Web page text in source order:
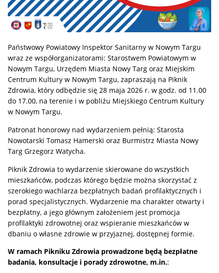
Państwowy Powiatowy Inspektor Sanitarny w Nowym Targu
wraz ze współorganizatorami: Starostwem Powiatowym w
Nowym Targu, Urzędem Miasta Nowy Targ oraz Miejskim
Centrum Kultury w Nowym Targu, zapraszają na Piknik
Zdrowia, który odbędzie się 28 maja 2026 r. w godz. od 11.00
do 17.00, na terenie i w pobliżu Miejskiego Centrum Kultury
w Nowym Targu.
Patronat honorowy nad wydarzeniem pełnią: Starosta
Nowotarski Tomasz Hamerski oraz Burmistrz Miasta Nowy
Targ Grzegorz Watycha.
Piknik Zdrowia to wydarzenie skierowane do wszystkich
mieszkańców, podczas którego będzie można skorzystać z
szerokiego wachlarza bezpłatnych badań profilaktycznych i
porad specjalistycznych. Wydarzenie ma charakter otwarty i
bezpłatny, a jego głównym założeniem jest promocja
profilaktyki zdrowotnej oraz wspieranie mieszkańców w
dbaniu o własne zdrowie w przyjaznej, dostępnej formie.
W ramach Pikniku Zdrowia prowadzone będą bezpłatne
badania, konsultacje i porady zdrowotne, m.in.: